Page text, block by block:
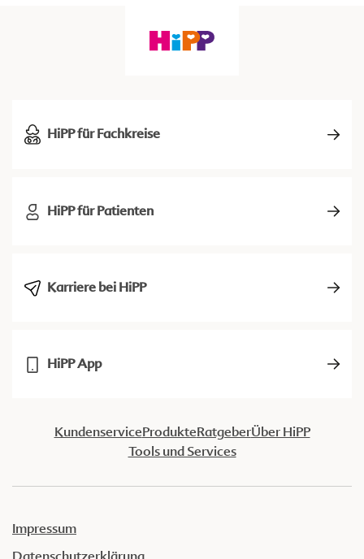
HiPP für Fachkreise
HiPP für Patienten
Karriere bei HiPP
HiPP App
KundenserviceProdukteRatgeberÜber HiPP
Tools und Services
Impressum